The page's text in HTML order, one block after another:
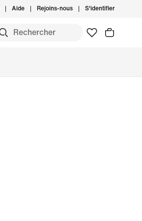
Aide Rejoins-nous S'identifier